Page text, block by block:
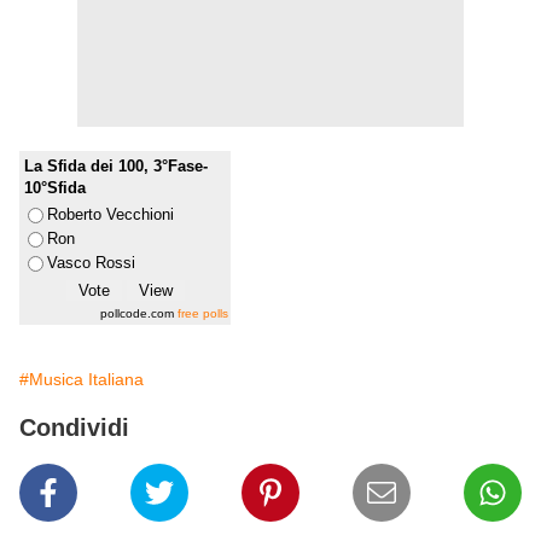
La Sfida dei 100, 3°Fase-
10°Sfida
Roberto Vecchioni
Ron
Vasco Rossi
pollcode.com free polls
#Musica Italiana
Condividi